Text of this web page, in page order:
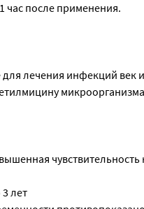
час после применения.
лечения инфекций век
3 лет